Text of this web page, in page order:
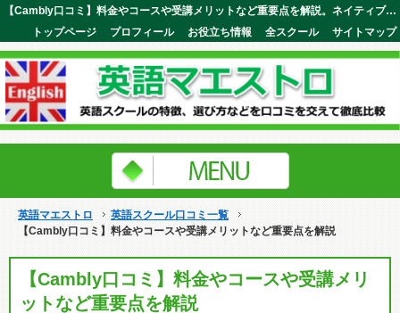
【Cambly口コミ】料金やコースや受講メリットなど重要点を解説。ネイティブを含めて一流講師が10,000人以上在籍！英語マエストロ
サイトマップ
全スクール
お役立ち情報
プロフィール
トップページ
英語マエストロ
英語スクール口コミ一覧
【Cambly口コミ】料金やコースや受講メリットなど重要点を解説
【Cambly口コミ】料金やコースや受講メリ
ットなど重要点を解説